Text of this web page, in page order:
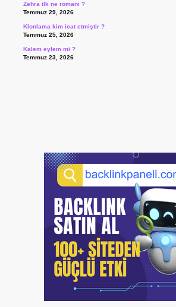
Zehra ilk ne romanı ?
Temmuz 29, 2026
Klonlama kim icat etmiştir ?
Temmuz 25, 2026
Kalem eylem mi ?
Temmuz 23, 2026